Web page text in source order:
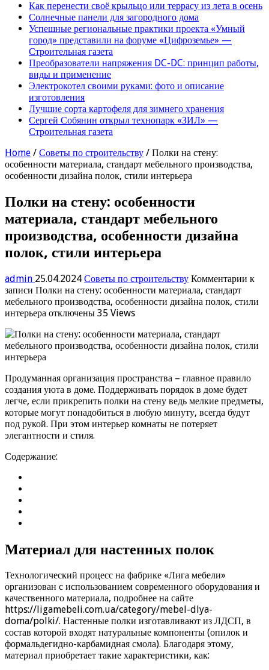
Как перенести своё крыльцо или террасу из лета в осень
Солнечные панели для загородного дома
Успешные региональные практики проекта «Умный
город» представили на форуме «Цифроземье» —
Строительная газета
Преобразователи напряжения DC-DC: принцип работы,
виды и применение
Электрокотел своими руками: фото и описание
изготовления
Лучшие сорта картофеля для зимнего хранения
Сергей Собянин открыл технопарк «ЗИЛ» —
Строительная газета
Home / Советы по строительству / Полки на стену:
особенности материала, стандарт мебельного производства,
особенности дизайна полок, стили интерьера
Полки на стену: особенности
материала, стандарт мебельного
производства, особенности дизайна
полок, стили интерьера
admin 25.04.2024 Советы по строительству Комментарии к
записи Полки на стену: особенности материала, стандарт
мебельного производства, особенности дизайна полок, стили
интерьера отключены 35 Views
Продуманная организация пространства – главное правило
создания уюта в доме. Поддерживать порядок в доме будет
легче, если прикрепить полки на стену ведь мелкие предметы,
которые могут понадобиться в любую минуту, всегда будут
под рукой. При этом интерьер комнаты не потеряет
элегантности и стиля.
Содержание:
Материал для настенных полок
Технологический процесс на фабрике «Лига мебели»
организован с использованием современного оборудования и
качественного материала, подробнее на сайте
https://ligamebeli.com.ua/category/mebel-dlya-
doma/polki/. Настенные полки изготавливают из ЛДСП, в
состав которой входят натуральные компоненты (опилок и
формальдегидно-карбамидная смола). Благодаря этому,
материал приобретает такие характеристики, как: